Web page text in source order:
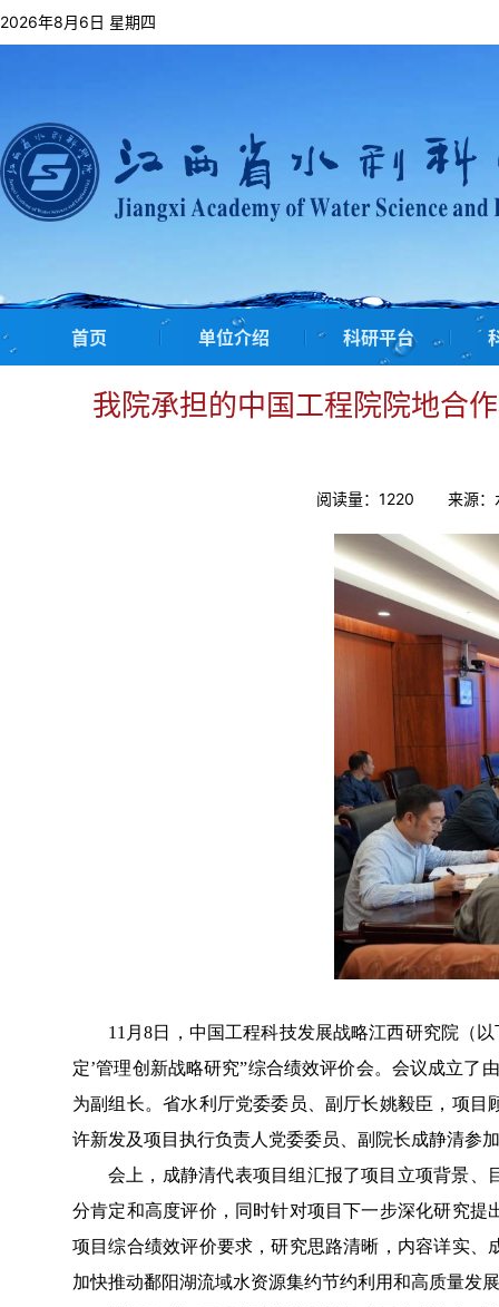
2026年8月6日 星期四
首页 单位介绍 科研平台
我院承担的中国工程院院地合
阅读量： 1220 来源：
11 月8日， 中国工程科技发展战略江西研究院（
定’管理创新战略研究”综合绩效评价会。会议成立了 由
为副组长。省水利厅党委委员、副厅长姚毅臣， 项目
许新发及项目 执行负责人党委委员、副院长成静清参
会上 ， 成静清代表项目组 汇报了项目立项背景
分肯定和高度评价，同时针对项目下一步深化研究提
项目综合绩效评价要求，研究思路清晰，内容详实
加快推动鄱阳湖流域水资源集约节约利用和高质量发